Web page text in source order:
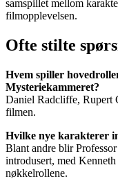
samspillet mellom
filmopplevelsen.
Ofte stilte
Hvem spiller
Mysteriekammeret?
Daniel Radcliffe, Rupert
filmen.
Hvilke nye karakterer
Blant andre blir
introdusert, med
nøkkelrollene.